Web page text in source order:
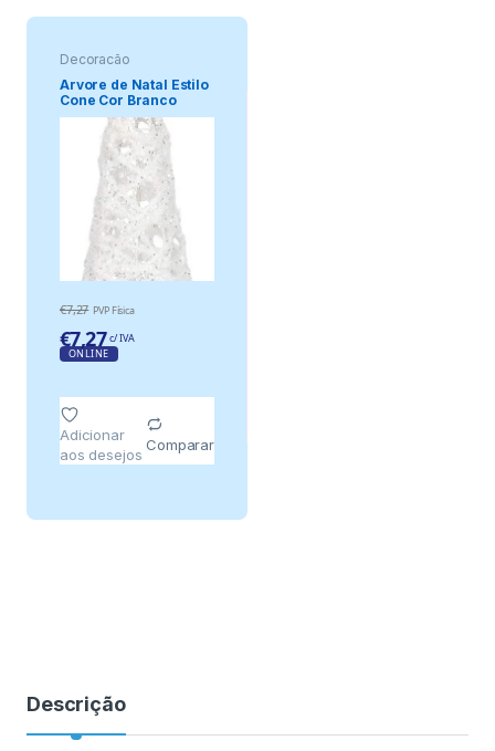
Decoração
Arvore de Natal Estilo
Cone Cor Branco
40x12cm
€7,27 PVP Física
€7,27 c/ IVA
ONLINE
Adicionar
aos desejos
Comparar
Descrição